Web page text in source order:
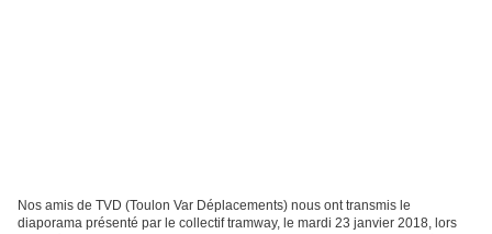
Nos amis de TVD (Toulon Var Déplacements) nous ont transmis le
diaporama présenté par le collectif tramway, le mardi 23 janvier 2018, lors